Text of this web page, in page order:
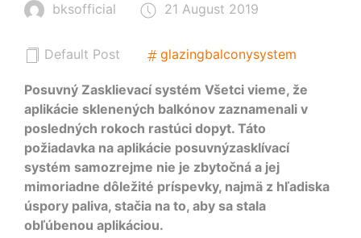
bksofficial 21 August 2019
Default Post glazingbalconysystem
Posuvný Zasklievací systém Všetci vieme, že
aplikácie sklenených balkónov zaznamenali v
posledných rokoch rastúci dopyt. Táto
požiadavka na aplikácie posuvnýzasklívací
systém samozrejme nie je zbytočná a jej
mimoriadne dôležité príspevky, najmä z hľadiska
úspory paliva, stačia na to, aby sa stala
obľúbenou aplikáciou.